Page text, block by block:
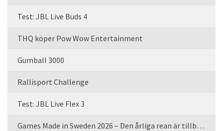
Test: JBL Live Buds 4
THQ köper Pow Wow Entertainment
Gumball 3000
Rallisport Challenge
Test: JBL Live Flex 3
Games Made in Sweden 2026 – Den årliga rean är tillbaka